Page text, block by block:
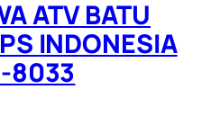
ATV BATU
INDONESIA
8033